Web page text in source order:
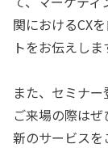
関におけるCX
トをお伝えしま
また、セミナー
ご来場の際は
新のサービスを